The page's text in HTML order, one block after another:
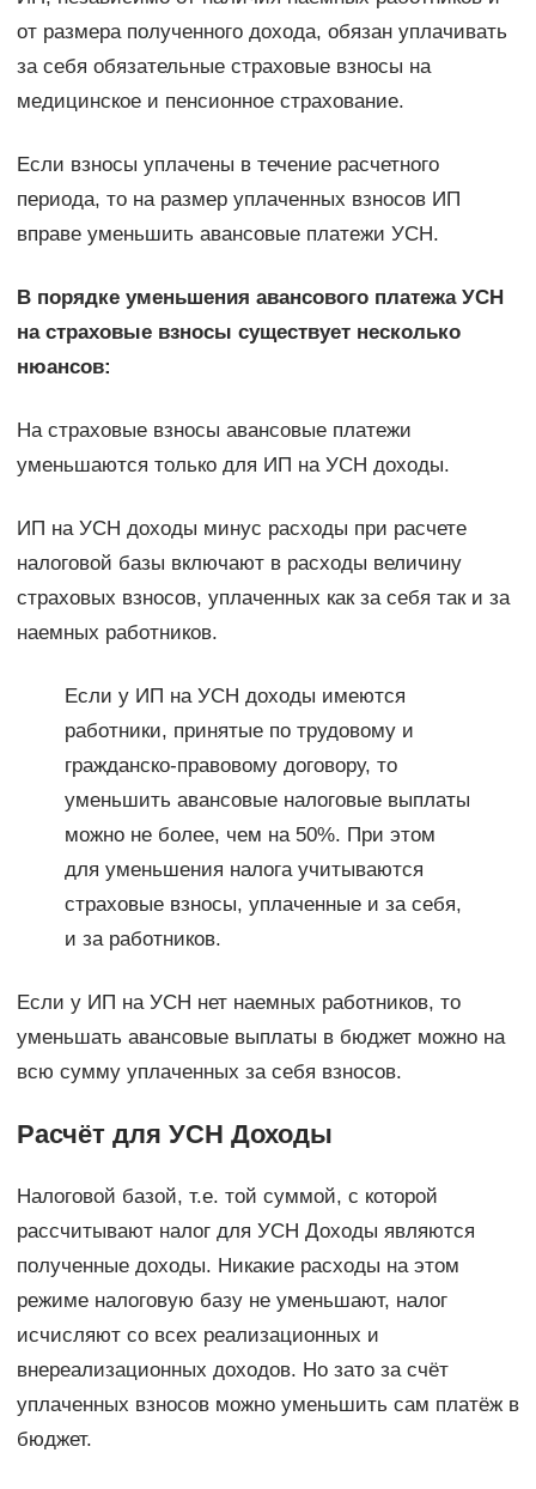
от размера полученного дохода, обязан уплачивать
за себя обязательные страховые взносы на
медицинское и пенсионное страхование.
Если взносы уплачены в течение расчетного
периода, то на размер уплаченных взносов ИП
вправе уменьшить авансовые платежи УСН.
В порядке уменьшения авансового платежа УСН
на страховые взносы существует несколько
нюансов:
На страховые взносы авансовые платежи
уменьшаются только для ИП на УСН доходы.
ИП на УСН доходы минус расходы при расчете
налоговой базы включают в расходы величину
страховых взносов, уплаченных как за себя так и за
наемных работников.
Если у ИП на УСН доходы имеются
работники, принятые по трудовому и
гражданско-правовому договору, то
уменьшить авансовые налоговые выплаты
можно не более, чем на 50%. При этом
для уменьшения налога учитываются
страховые взносы, уплаченные и за себя,
и за работников.
Если у ИП на УСН нет наемных работников, то
уменьшать авансовые выплаты в бюджет можно на
всю сумму уплаченных за себя взносов.
Расчёт для УСН Доходы
Налоговой базой, т.е. той суммой, с которой
рассчитывают налог для УСН Доходы являются
полученные доходы. Никакие расходы на этом
режиме налоговую базу не уменьшают, налог
исчисляют со всех реализационных и
внереализационных доходов. Но зато за счёт
уплаченных взносов можно уменьшить сам платёж в
бюджет.